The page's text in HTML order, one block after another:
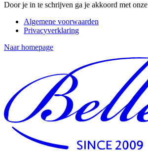
Door je in te schrijven ga je akkoord met onze
Algemene voorwaarden
Privacyverklaring
Naar homepage